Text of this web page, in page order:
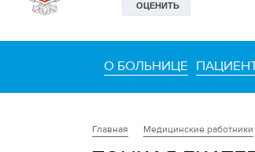
О БОЛЬНИЦЕ
Главная Медицинские работники